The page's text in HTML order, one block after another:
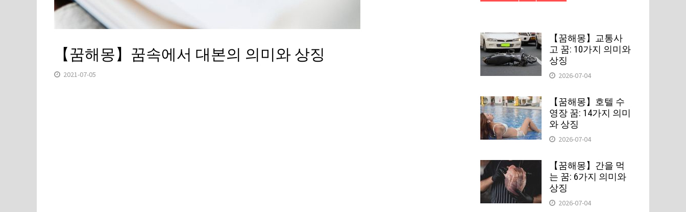
【꿈해몽】꿈속에서 대본의 의미와 상징
2021-07-05
【꿈해몽】교통사
고 꿈: 10가지 의미와
상징
2026-07-04
【꿈해몽】호텔 수
영장 꿈: 14가지 의미
와 상징
2026-07-04
【꿈해몽】간을 먹
는 꿈: 6가지 의미와
상징
2026-07-04